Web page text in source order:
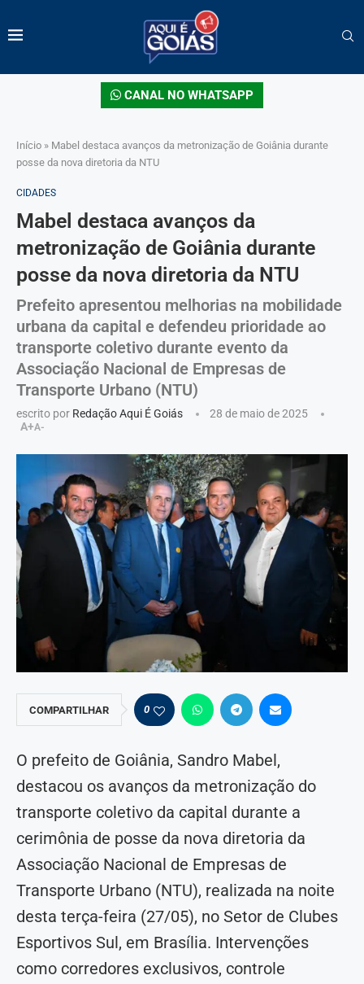
CANAL NO WHATSAPP
Início » Mabel destaca avanços da metronização de Goiânia durante
posse da nova diretoria da NTU
CIDADES
Mabel destaca avanços da
metronização de Goiânia durante
posse da nova diretoria da NTU
Prefeito apresentou melhorias na mobilidade
urbana da capital e defendeu prioridade ao
transporte coletivo durante evento da
Associação Nacional de Empresas de
Transporte Urbano (NTU)
escrito por Redação Aqui É Goiás
28 de maio de 2025
A+A-
COMPARTILHAR 0
O prefeito de Goiânia, Sandro Mabel,
destacou os avanços da metronização do
transporte coletivo da capital durante a
cerimônia de posse da nova diretoria da
Associação Nacional de Empresas de
Transporte Urbano (NTU), realizada na noite
desta terça-feira (27/05), no Setor de Clubes
Esportivos Sul, em Brasília. Intervenções
como corredores exclusivos, controle